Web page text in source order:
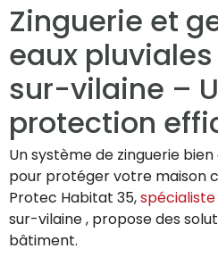
Zinguerie et
eaux
sur-vilaine –
protection
Un système de zinguerie
pour protéger votre maison
Protec Habitat 35,
sur-vilaine , propose des
bâtiment.